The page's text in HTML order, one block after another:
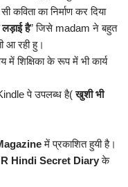
का निर्माण कर दिया
लड़ाई है” जिसे madam ने बहुत
आ रही हु।
में शिक्षिका के रूप में भी कार्य
पे उपलब्ध है(खुशी भी
में प्रकाशित हुयी है।
Hindi Secret Diaryके